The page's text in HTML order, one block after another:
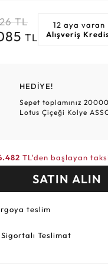
Elmas Bilezikler
Altın Tesbihler
Altın Hasır Setler
Violet
TL
TL
12 aya varan
Alışveriş
HEDİYE!
Sepet toplamınız
Lotus Çiçeği Kolye
TL'den başlayan
SATIN ALIN
teslim
Teslimat